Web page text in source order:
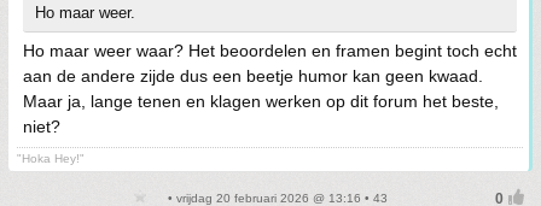
Ho maar weer.
Ho maar weer waar? Het beoordelen en framen begint toch echt
aan de andere zijde dus een beetje humor kan geen kwaad.
Maar ja, lange tenen en klagen werken op dit forum het beste,
niet?
"Hoka Hey!"
• vrijdag 20 februari 2026 @ 13:16 • 43